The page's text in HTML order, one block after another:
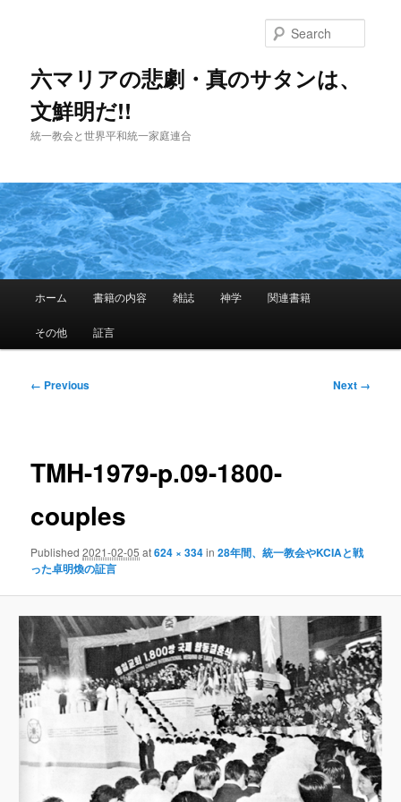
content六マリアの悲劇・真のサタンは、
文鮮明だ!!
統一教会と世界平和統一家庭連合
ホーム 書籍の内容 雑誌 神学 関連書籍
その他 証言
Image
← Previous Next →
TMH-1979-p.09-1800-
couples
Published2021-02-05 at624 × 334in28年間、統一教会やKCIAと戦
った卓明煥の証言